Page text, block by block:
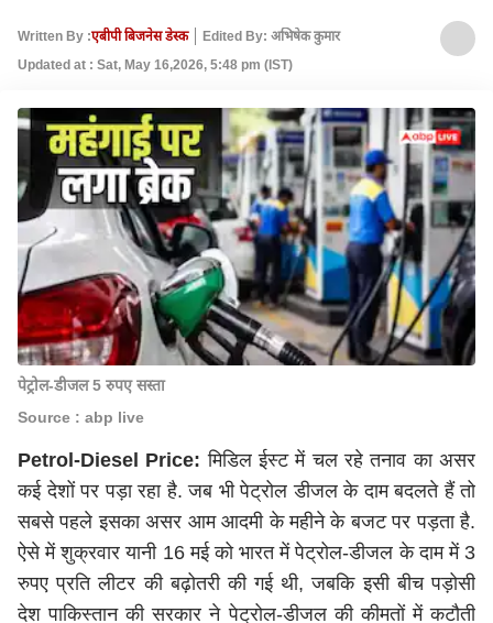
Written By :एबीपी बिजनेस डेस्क
Edited By: अभिषेक कुमार
Updated at : Sat, May 16,2026, 5:48 pm (IST)
पेट्रोल-डीजल 5 रुपए सस्ता
Source : abp live
Petrol-Diesel Price: मिडिल ईस्ट में चल रहे तनाव का असर
कई देशों पर पड़ा रहा है. जब भी पेट्रोल डीजल के दाम बदलते हैं तो
सबसे पहले इसका असर आम आदमी के महीने के बजट पर पड़ता है.
ऐसे में शुक्रवार यानी 16 मई को भारत में पेट्रोल-डीजल के दाम में 3
रुपए प्रति लीटर की बढ़ोतरी की गई थी, जबकि इसी बीच पड़ोसी
देश पाकिस्तान की सरकार ने पेट्रोल-डीजल की कीमतों में कटौती